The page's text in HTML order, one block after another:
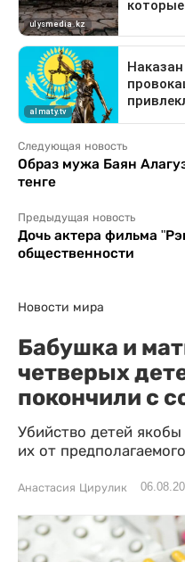
Следующая новость
Образ мужа Баян
тенге
Предыдущая новость
Дочь актера фильма
общественности
Новости мира
Бабушка и
четверых
покончили с
Убийство детей
их от
Анастасия Цирулик